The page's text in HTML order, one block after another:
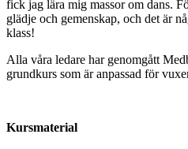
fick jag lära mig massor om dans.
glädje och gemenskap, och det är
klass!
Alla våra ledare har genomgått
grundkurs som är anpassad för
Kursmaterial